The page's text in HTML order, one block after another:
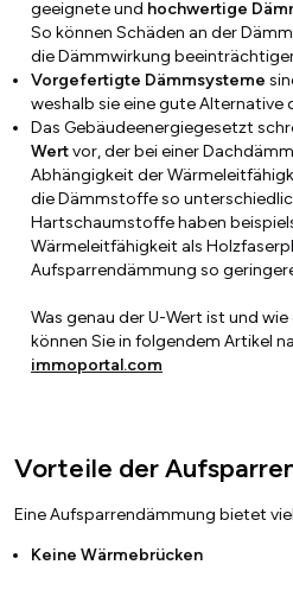
geeignete und hochwertige
So können Schäden an der
die Dämmwirkung
Vorgefertigte Dämmsysteme
weshalb sie eine gute Alternative
Das Gebäudeenergiegesetzt
Wertvor, der bei einer
Abhängigkeit der
die Dämmstoffe so
Hartschaumstoffe haben
Wärmeleitfähigkeit als
Aufsparrendämmung so
Was genau der U-Wert ist und
können Sie in folgendem Artikel
immoportal.com
Vorteile der
Eine Aufsparrendämmung bietet
Keine Wärmebrücken